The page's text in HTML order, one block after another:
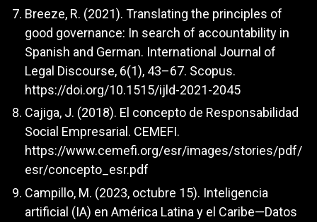
Breeze, R. (2021). Translating the principles of
good governance: In search of accountability in
Spanish and German. International Journal of
Legal Discourse, 6(1), 43–67. Scopus.
https://doi.org/10.1515/ijld-2021-2045
Cajiga, J. (2018). El concepto de Responsabilidad
Social Empresarial. CEMEFI.
https://www.cemefi.org/esr/images/stories/pdf/
esr/concepto_esr.pdf
Campillo, M. (2023, octubre 15). Inteligencia
artificial (IA) en América Latina y el Caribe—Datos